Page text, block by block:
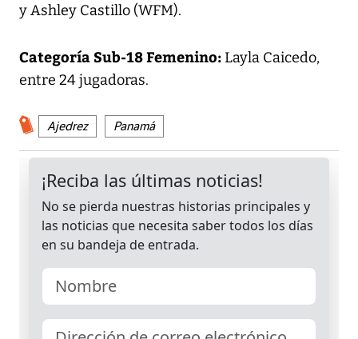
y Ashley Castillo (WFM).
Categoría Sub-18 Femenino:Layla Caicedo,
entre 24 jugadoras.
Ajedrez Panamá